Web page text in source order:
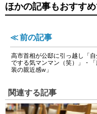
ほかの記事もおすすめ
≪ 前の記事
高市首相が公邸に引っ越し「
でする気マンマン（笑）」・「
装の親近感w」
関連する記事